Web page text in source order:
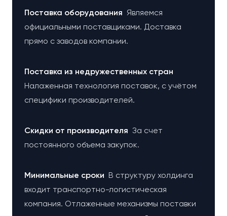
Поставка оборудования Являемся
официальными поставщиками. Доставка
прямо с заводов компании.
Поставка из недружественных стран
Налаженная технология поставок, с учётом
специфики производителей.
Cкидки от производителя За счет
постоянного объема закупок.
Минимальные сроки В структуру холдинга
входит транспортно-логистическая
компания. Отлаженные механизмы поставки